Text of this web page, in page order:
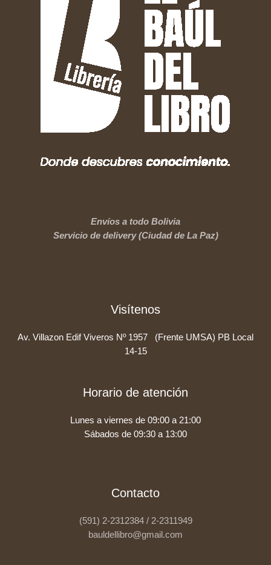
Envíos a todo Bolivia
Servicio de delivery (Ciudad de La Paz)
Visítenos
Av. Villazon Edif Viveros Nº 1957 (Frente UMSA) PB Local
14-15
Horario de atención
Lunes a viernes de 09:00 a 21:00
Sábados de 09:30 a 13:00
Contacto
(591) 2-2312384 / 2-2311949
bauldellibro@gmail.com